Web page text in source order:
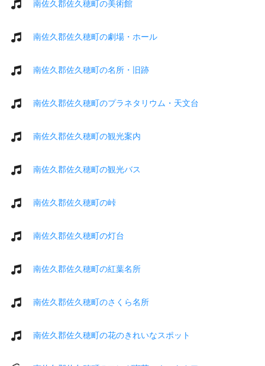
南佐久郡佐久穂町の美術館
南佐久郡佐久穂町の劇場・ホール
南佐久郡佐久穂町の名所・旧跡
南佐久郡佐久穂町のプラネタリウム・天文台
南佐久郡佐久穂町の観光案内
南佐久郡佐久穂町の観光バス
南佐久郡佐久穂町の峠
南佐久郡佐久穂町の灯台
南佐久郡佐久穂町の紅葉名所
南佐久郡佐久穂町のさくら名所
南佐久郡佐久穂町の花のきれいなスポット